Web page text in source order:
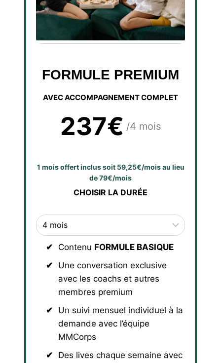
FORMULE PREMIUM
AVEC ACCOMPAGNEMENT COMPLET
237€ /4 mois
1 mois offert inclus soit 59,25€/mois au lieu
de 79€/mois
CHOISIR LA DURÉE
Contenu FORMULE BASIQUE
Une conversation exclusive
avec les coachs et autres
membres premium
Un suivi mensuel individuel à la
demande avec l’équipe
MMCorps
Des lives chaque semaine avec